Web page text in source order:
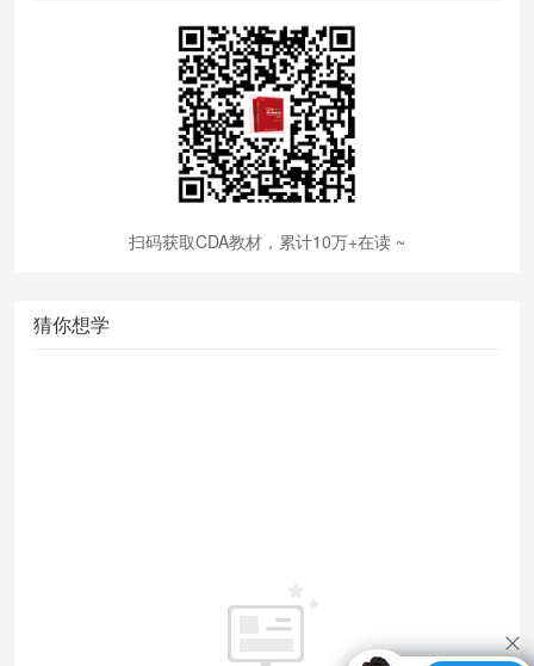
扫码获取CDA教材，累计10万+在读 ~
猜你想学